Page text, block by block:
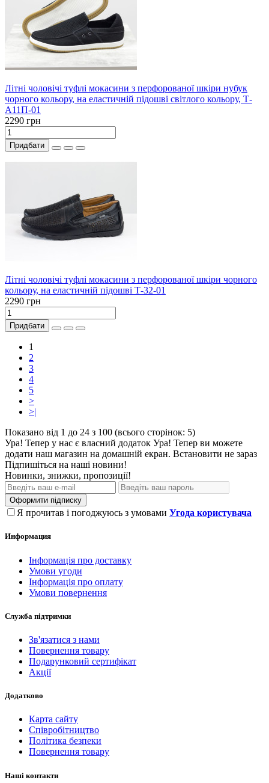
Літні чоловічі туфлі мокасини з перфорованої шкіри нубук
чорного кольору, на еластичній підошві світлого кольору, Т-
А11П-01
2290 грн
Придбати
Літні чоловічі туфлі мокасини з перфорованої шкіри чорного
кольору, на еластичній підошві Т-32-01
2290 грн
Придбати
1
2
3
4
5
>
>|
Показано від 1 до 24 з 100 (всього сторінок: 5)
Ура! Тепер у нас є власний додаток Ура! Тепер ви можете
додати наш магазин на домашній екран. Встановити не зараз
Підпишіться на наші новини!
Новинки, знижки, пропозиції!
Оформити підписку
Я прочитав і погоджуюсь з умовами Угода користувача
Информация
Інформація про доставку
Умови угоди
Інформація про оплату
Умови повернення
Служба підтримки
Зв'язатися з нами
Повернення товару
Подарунковий сертифікат
Акції
Додатково
Карта сайту
Співробітництво
Політика безпеки
Повернення товару
Наші контакти